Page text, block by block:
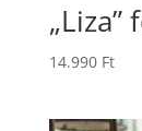
14.990 Ft